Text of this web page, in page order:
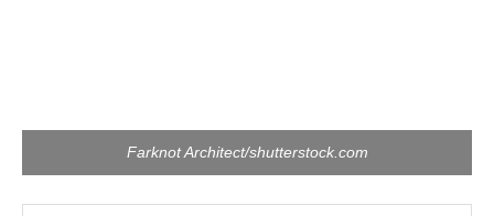
Farknot Architect/shutterstock.com